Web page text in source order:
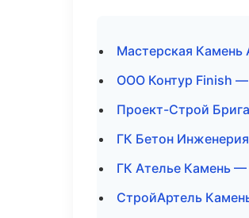
Мастерская Камень
ООО Контур Finish
Проект-Строй
ГК Бетон
ГК Ателье Камень
СтройАртель